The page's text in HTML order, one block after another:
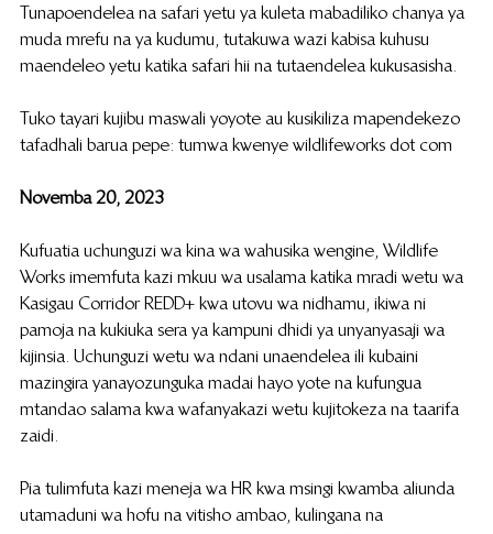
Tunapoendelea na safari yetu ya kuleta mabadiliko chanya ya
muda mrefu na ya kudumu, tutakuwa wazi kabisa kuhusu
maendeleo yetu katika safari hii na tutaendelea kukusasisha.
Tuko tayari kujibu maswali yoyote au kusikiliza mapendekezo
tafadhali barua pepe: tumwa kwenye wildlifeworks dot com
Novemba 20, 2023
Kufuatia uchunguzi wa kina wa wahusika wengine, Wildlife
Works imemfuta kazi mkuu wa usalama katika mradi wetu wa
Kasigau Corridor REDD+ kwa utovu wa nidhamu, ikiwa ni
pamoja na kukiuka sera ya kampuni dhidi ya unyanyasaji wa
kijinsia. Uchunguzi wetu wa ndani unaendelea ili kubaini
mazingira yanayozunguka madai hayo yote na kufungua
mtandao salama kwa wafanyakazi wetu kujitokeza na taarifa
zaidi.
Pia tulimfuta kazi meneja wa HR kwa msingi kwamba aliunda
utamaduni wa hofu na vitisho ambao, kulingana na